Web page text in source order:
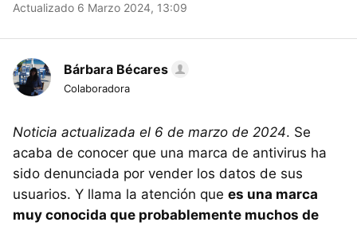
Actualizado 6 Marzo 2024, 13:09
Bárbara Bécares
Colaboradora
Noticia actualizada el 6 de marzo de 2024. Se
acaba de conocer que una marca de antivirus ha
sido denunciada por vender los datos de sus
usuarios. Y llama la atención que es una marca
muy conocida que probablemente muchos de